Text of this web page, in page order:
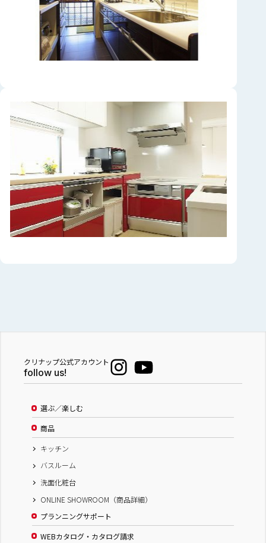
クリナップ公式アカウント
follow us!
選ぶ／楽しむ
商品
キッチン
バスルーム
洗面化粧台
ONLINE SHOWROOM（商品詳細）
プランニングサポート
WEBカタログ・カタログ請求